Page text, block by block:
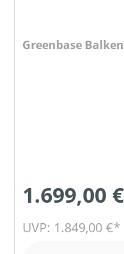
Greenbase
1.699,00
UVP: 1.849,00 €*